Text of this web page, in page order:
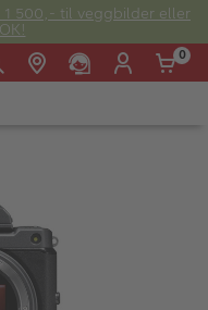
1 500,- til veggbilder eller
0